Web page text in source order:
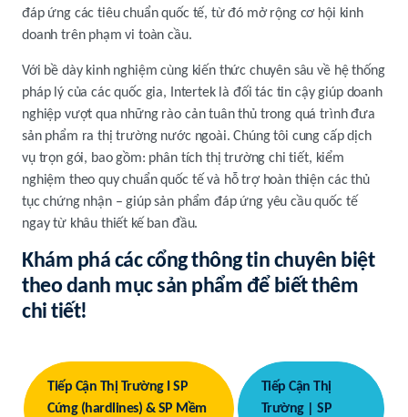
đáp ứng các tiêu chuẩn quốc tế, từ đó mở rộng cơ hội kinh
doanh trên phạm vi toàn cầu.
Với bề dày kinh nghiệm cùng kiến thức chuyên sâu về hệ thống
pháp lý của các quốc gia, Intertek là đối tác tin cậy giúp doanh
nghiệp vượt qua những rào cản tuân thủ trong quá trình đưa
sản phẩm ra thị trường nước ngoài. Chúng tôi cung cấp dịch
vụ trọn gói, bao gồm: phân tích thị trường chi tiết, kiểm
nghiệm theo quy chuẩn quốc tế và hỗ trợ hoàn thiện các thủ
tục chứng nhận – giúp sản phẩm đáp ứng yêu cầu quốc tế
ngay từ khâu thiết kế ban đầu.
Khám phá các cổng thông tin chuyên biệt
theo danh mục sản phẩm để biết thêm
chi tiết!
Tiếp Cận Thị Trường I SP
Cứng (hardlines) & SP Mềm
Tiếp Cận Thị
Trường | SP